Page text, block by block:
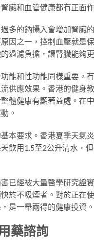
臟和血管健康都有正面
多的鈉攝入會增加腎臟
因之一，控制血壓就是
過濾負擔，讓腎臟能夠
能和性功能同樣重要。
供應效果。香港的健身
體健康有顯著益處。在
。
本要求。香港夏季天氣
飲用1.5至2公升清水，
已經被大量醫學研究證
於不吸煙者。對於正在
是一舉兩得的健康投資。
藥諮詢